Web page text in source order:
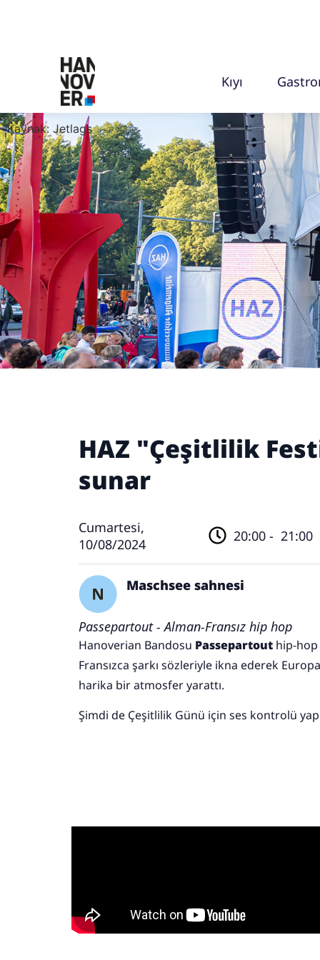
Kıyı
Kaynak: Jetlags
HAZ "Çeşitlilik
sunar
Cumartesi,
10/08/2024
20:00 - 21:00
Maschsee sahnesi
Passepartout - Alman-Fransız hip hop
Hanoverian Bandosu Passepartout hip-hop
Fransızca şarkı sözleriyle ikna ederek
harika bir atmosfer yarattı.
Şimdi de Çeşitlilik Günü için ses kontrolü